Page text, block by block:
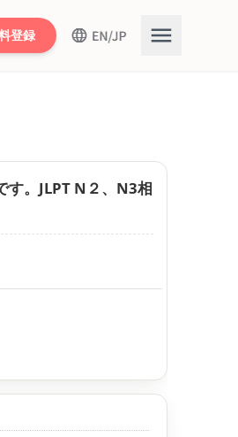
登録
す。JLPT N２、N3相